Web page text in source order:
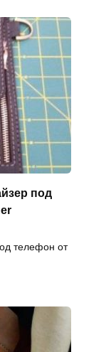
под
телефон от